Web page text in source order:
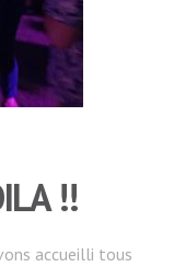
!!
accueilli tous